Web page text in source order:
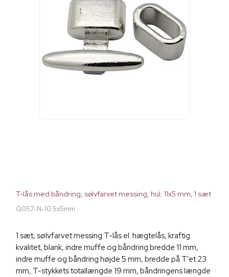
T-lås med båndring, sølvfarvet messing, hul: 11x5 mm, 1 sæt
Q057-N-10.5x5mm
1 sæt, sølvfarvet messing T-lås el. hægtelås, kraftig
kvalitet, blank, indre muffe og båndring bredde 11 mm,
indre muffe og båndring højde 5 mm, bredde på T'et 23
mm, T-stykkets totallængde 19 mm, båndringens længde